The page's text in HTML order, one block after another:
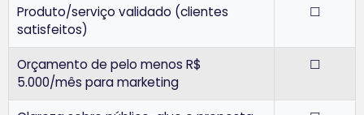
Produto/serviço validado (clientes
satisfeitos)
☐
Orçamento de pelo menos R$
5.000/mês para marketing
☐